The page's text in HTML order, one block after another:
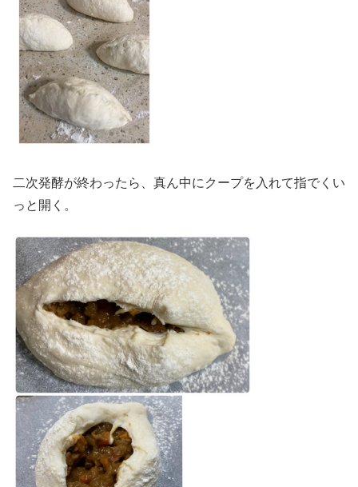
二次発酵が終わったら、真ん中にクープを入れて指でくい
っと開く。